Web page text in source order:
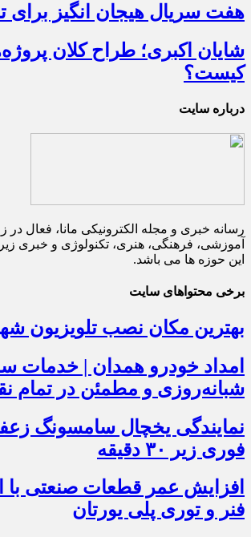
هفت سریال هیجان انگیز برای
شایان اکبری؛ طراح کلان
کیست؟
درباره سایت
رسانه خبری و مجله الکترونیکی مانا، فعال در
آموزشی، فرهنگی، هنری، تکنولوژی و خبری
این حوزه ها می باشد.
برخی محتواهای سایت
بهترین مکان نصب تلویزیون
امداد خودرو همدان | خدمات
شبانه‌روزی و مطمئن در تمام
نمایندگی یخچال سامسونگ
فوری زیر ۳۰ دقیقه
افزایش عمر قطعات صنعتی با
فنر و توری پلی یورتان